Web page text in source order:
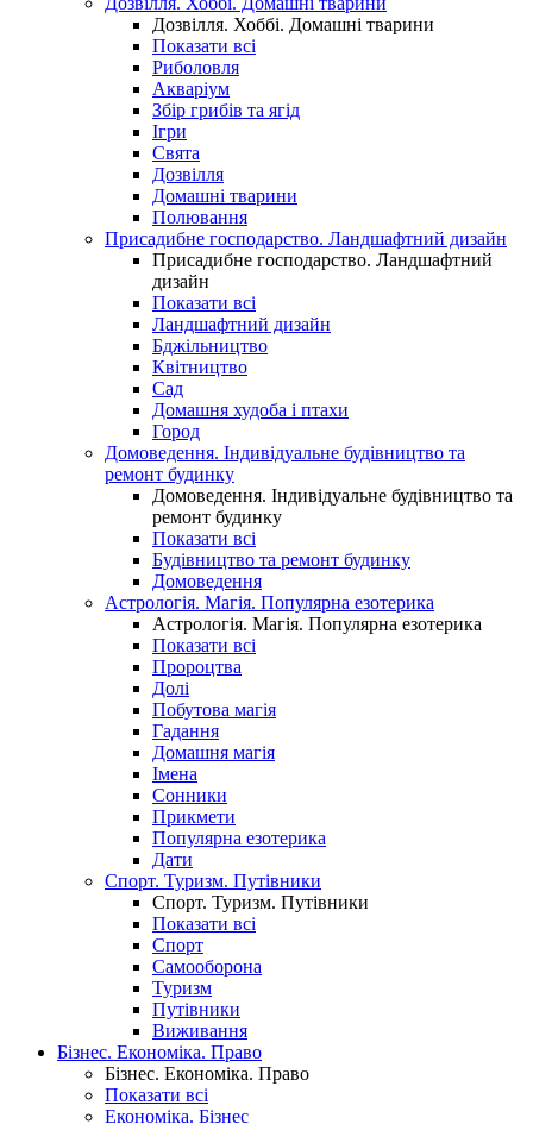
Дозвілля. Хоббі. Домашні тварини
Показати всі
Риболовля
Акваріум
Збір грибів та ягід
Ігри
Свята
Дозвілля
Домашні тварини
Полювання
Присадибне господарство. Ландшафтний дизайн
Присадибне господарство. Ландшафтний
дизайн
Показати всі
Ландшафтний дизайн
Бджільництво
Квітництво
Сад
Домашня худоба і птахи
Город
Домоведення. Індивідуальне будівництво та
ремонт будинку
Домоведення. Індивідуальне будівництво та
ремонт будинку
Показати всі
Будівництво та ремонт будинку
Домоведення
Астрологія. Магія. Популярна езотерика
Астрологія. Магія. Популярна езотерика
Показати всі
Пророцтва
Долі
Побутова магія
Гадання
Домашня магія
Імена
Сонники
Прикмети
Популярна езотерика
Дати
Спорт. Туризм. Путівники
Спорт. Туризм. Путівники
Показати всі
Спорт
Самооборона
Туризм
Путівники
Виживання
Бізнес. Економіка. Право
Бізнес. Економіка. Право
Показати всі
Економіка. Бізнес